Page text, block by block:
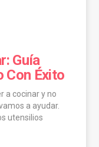
Guía
Con Éxito
a cocinar y no
a ayudar.
utensilios